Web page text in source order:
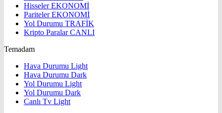
HisselerEKONOMİ
ParitelerEKONOMİ
Yol Durumu TRAFİK
Kripto ParalarCANLI
Temadam
Hava Durumu Light
Hava Durumu Dark
Yol Durumu Light
Yol Durumu Dark
Canlı Tv Light